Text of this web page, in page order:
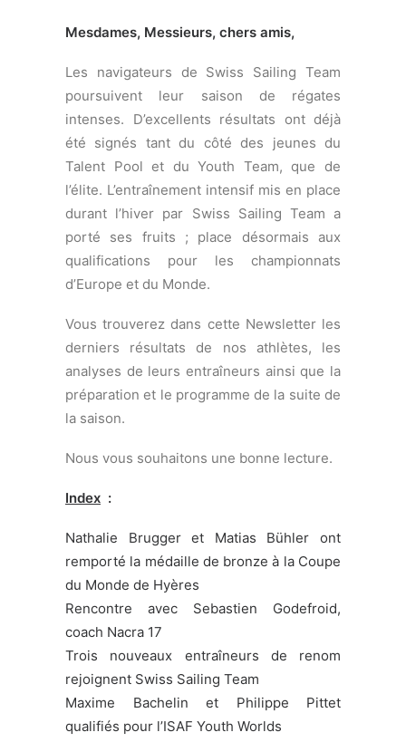
Mesdames, Messieurs, chers amis,
Les navigateurs de Swiss Sailing Team
poursuivent leur saison de régates
intenses. D’excellents résultats ont déjà
été signés tant du côté des jeunes du
Talent Pool et du Youth Team, que de
l’élite. L’entraînement intensif mis en place
durant l’hiver par Swiss Sailing Team a
porté ses fruits ; place désormais aux
qualifications pour les championnats
d’Europe et du Monde.
Vous trouverez dans cette Newsletter les
derniers résultats de nos athlètes, les
analyses de leurs entraîneurs ainsi que la
préparation et le programme de la suite de
la saison.
Nous vous souhaitons une bonne lecture.
Index :
Nathalie Brugger et Matias Bühler ont
remporté la médaille de bronze à la Coupe
du Monde de Hyères
Rencontre avec Sebastien Godefroid,
coach Nacra 17
Trois nouveaux entraîneurs de renom
rejoignent Swiss Sailing Team
Maxime Bachelin et Philippe Pittet
qualifiés pour l’ISAF Youth Worlds